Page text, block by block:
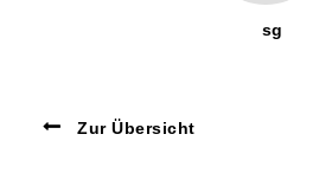
sg
Zur Übersicht